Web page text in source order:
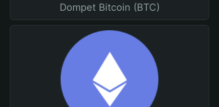
Dompet Bitcoin (BTC)